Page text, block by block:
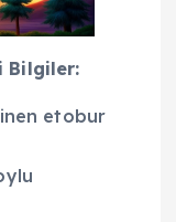
Bilgiler:
etobur